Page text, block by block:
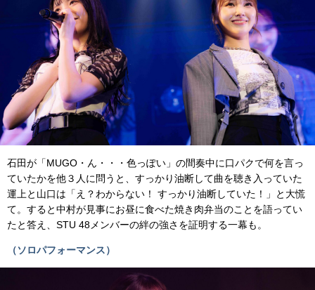
石田が「MUGO・ん・・・色っぽい」の間奏中に口パクで何を言っ
ていたかを他３人に問うと、すっかり油断して曲を聴き入っていた
運上と山口は「え？わからない！ すっかり油断していた！」と大慌
て。すると中村が見事にお昼に食べた焼き肉弁当のことを語ってい
たと答え、STU 48メンバーの絆の強さを証明する一幕も。
（ソロパフォーマンス）